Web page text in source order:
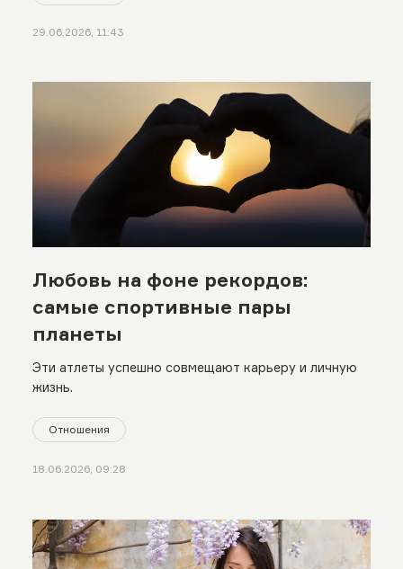
29.06.2026, 11:43
Любовь на фоне рекордов:
самые спортивные пары
планеты
Эти атлеты успешно совмещают карьеру и личную
жизнь.
Отношения
18.06.2026, 09:28